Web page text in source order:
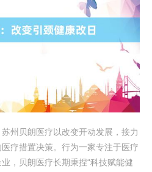
州贝朗医疗以改变开动发展，接力
疗措置决策。行为一家专注于医疗
，贝朗医疗长期秉捏“科技赋能健